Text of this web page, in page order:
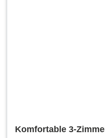
Komfortable 3-